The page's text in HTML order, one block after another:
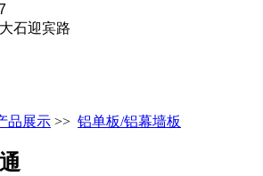
石迎宾路
品展示 >> 铝单板/铝幕墙板